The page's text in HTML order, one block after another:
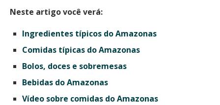
Neste artigo você verá:
Ingredientes típicos do Amazonas
Comidas típicas do Amazonas
Bolos, doces e sobremesas
Bebidas do Amazonas
Vídeo sobre comidas do Amazonas